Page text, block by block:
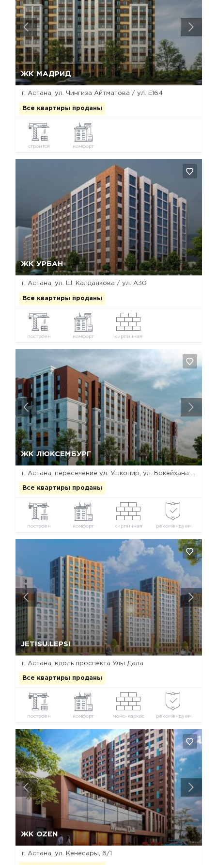
ЖК МАДРИД
г. Астана, ул. Чингиза Айтматова / ул. Е164
Все квартиры проданы
строится комфорт
Да, удалить Отмена
ЖК УРБАН
г. Астана, ул. Ш. Калдаякова / ул. А30
Все квартиры проданы
построен комфорт кирпичная
Да, удалить
ЖК ЛЮКСЕМБУРГ
Все квартиры проданы
построен комфорт кирпичная рекомендуем
Да, удалить Отмена
JETISU.LEPSI
г. Астана, вдоль проспекта Улы Дала
Все квартиры проданы
построен комфорт моно-каркас рекомендуем
Да, удалить Отмена
ЖК OZEN
г. Астана, ул. Кенесары, 6/1
Да, удалить Отмена